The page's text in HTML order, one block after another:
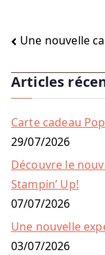
Une nouvelle
Articles
Carte cadeau
29/07/2026
Découvre le
Stampin’ Up!
07/07/2026
Une nouvelle
03/07/2026